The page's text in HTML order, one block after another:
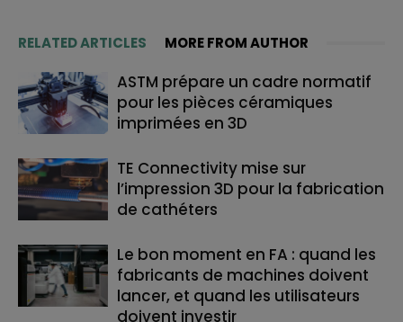
RELATED ARTICLES MORE FROM AUTHOR
ASTM prépare un cadre normatif
pour les pièces céramiques
imprimées en 3D
TE Connectivity mise sur
l’impression 3D pour la fabrication
de cathéters
Le bon moment en FA : quand les
fabricants de machines doivent
lancer, et quand les utilisateurs
doivent investir